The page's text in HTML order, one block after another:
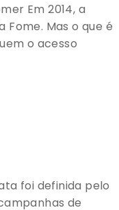
Em 2014, a
Fome. Mas o que é
o acesso
foi definida pelo
de